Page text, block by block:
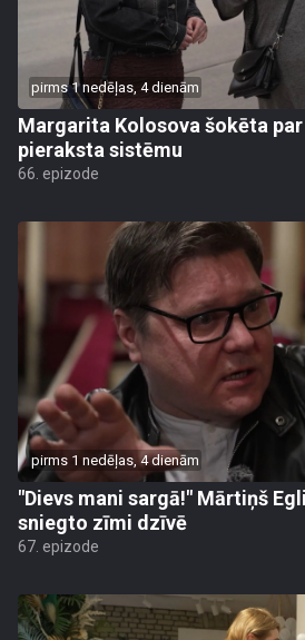
pirms 1 nedēļas, 4 dienām
Margarita Kolosova šokēta
pieraksta sistēmu
66. epizode
pirms 1 nedēļas, 4 dienām
"Dievs mani sargā!" Mārtiņš
sniegto zīmi dzīvē
67. epizode